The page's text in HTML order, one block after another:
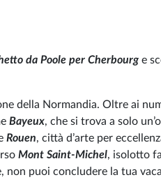
da Poole per Cherbourg e
della Normandia. Oltre ai
Bayeux, che si trova a solo
Rouen, città d’arte per
Mont Saint-Michel, isolotto
non puoi concludere la tua